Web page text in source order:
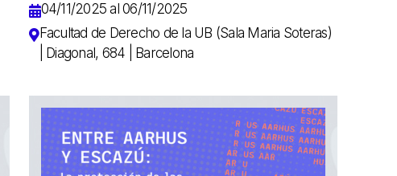
04/11/2025 al 06/11/2025
Facultad de Derecho de la UB (Sala Maria Soteras)
| Diagonal, 684 | Barcelona